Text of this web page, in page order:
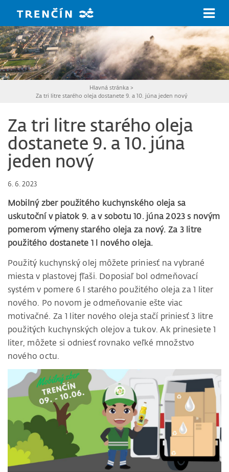
Hlavná stránka >
Za tri litre starého oleja dostanete 9. a 10. júna jeden nový
Za tri litre starého oleja
dostanete 9. a 10. júna
jeden nový
6. 6. 2023
Mobilný zber použitého kuchynského oleja sa
uskutoční v piatok 9. a v sobotu 10. júna 2023 s novým
pomerom výmeny starého oleja za nový. Za 3 litre
použitého dostanete 1 l nového oleja.
Použitý kuchynský olej môžete priniesť na vybrané
miesta v plastovej fľaši. Doposiaľ bol odmeňovací
systém v pomere 6 l starého použitého oleja za 1 liter
nového. Po novom je odmeňovanie ešte viac
motivačné. Za 1 liter nového oleja stačí priniesť 3 litre
použitých kuchynských olejov a tukov. Ak prinesiete 1
liter, môžete si odniesť rovnako veľké množstvo
nového octu.